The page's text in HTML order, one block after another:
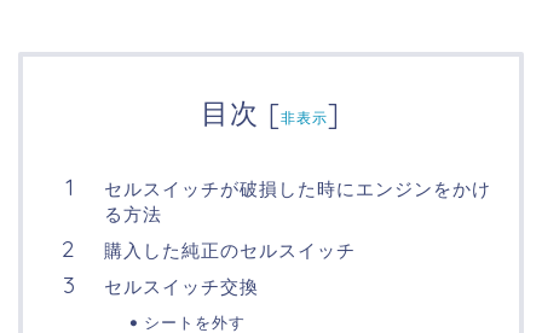
目次 [非表示]
セルスイッチが破損した時にエンジンをかけ
る方法
購入した純正のセルスイッチ
セルスイッチ交換
シートを外す